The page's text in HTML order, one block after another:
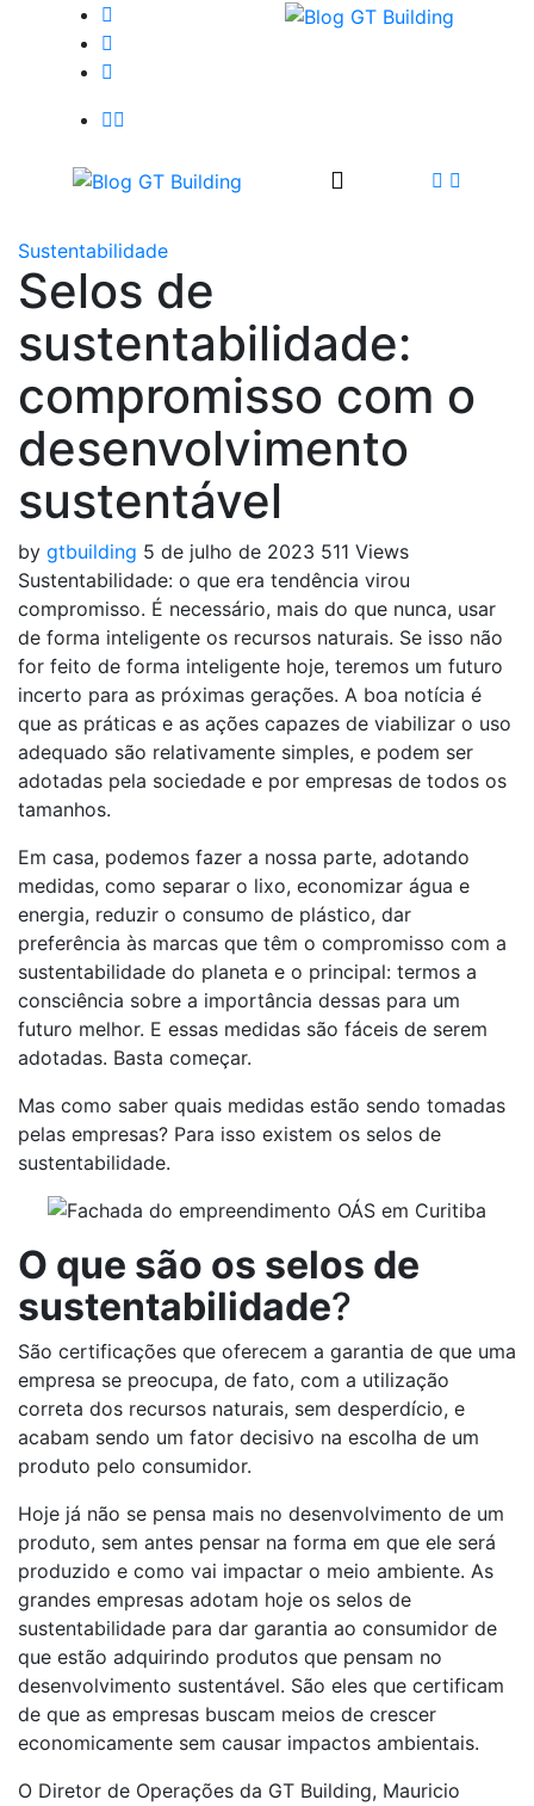
Sustentabilidade
Selos de
sustentabilidade:
compromisso com o
desenvolvimento
sustentável
by gtbuilding 5 de julho de 2023 511 Views
Sustentabilidade: o que era tendência virou
compromisso. É necessário, mais do que nunca, usar
de forma inteligente os recursos naturais. Se isso não
for feito de forma inteligente hoje, teremos um futuro
incerto para as próximas gerações. A boa notícia é
que as práticas e as ações capazes de viabilizar o uso
adequado são relativamente simples, e podem ser
adotadas pela sociedade e por empresas de todos os
tamanhos.
Em casa, podemos fazer a nossa parte, adotando
medidas, como separar o lixo, economizar água e
energia, reduzir o consumo de plástico, dar
preferência às marcas que têm o compromisso com a
sustentabilidade do planeta e o principal: termos a
consciência sobre a importância dessas para um
futuro melhor. E essas medidas são fáceis de serem
adotadas. Basta começar.
Mas como saber quais medidas estão sendo tomadas
pelas empresas? Para isso existem os selos de
sustentabilidade.
O que são os selos de
sustentabilidade?
São certificações que oferecem a garantia de que uma
empresa se preocupa, de fato, com a utilização
correta dos recursos naturais, sem desperdício, e
acabam sendo um fator decisivo na escolha de um
produto pelo consumidor.
Hoje já não se pensa mais no desenvolvimento de um
produto, sem antes pensar na forma em que ele será
produzido e como vai impactar o meio ambiente. As
grandes empresas adotam hoje os selos de
sustentabilidade para dar garantia ao consumidor de
que estão adquirindo produtos que pensam no
desenvolvimento sustentável. São eles que certificam
de que as empresas buscam meios de crescer
economicamente sem causar impactos ambientais.
O Diretor de Operações da GT Building, Mauricio